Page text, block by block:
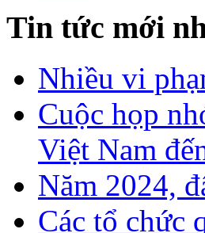
Tin tức mới
Nhiều vi
Cuộc họp
Việt Nam
Năm 2024,
Các tổ chức